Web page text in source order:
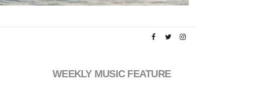
WEEKLY MUSIC FEATURE